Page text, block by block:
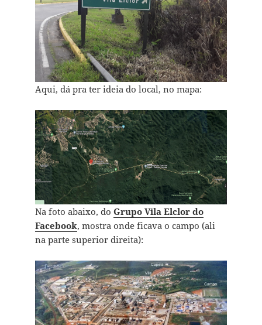
Aqui, dá pra ter ideia do local, no mapa:
Na foto abaixo, do Grupo Vila Elclor do
Facebook, mostra onde ficava o campo (ali
na parte superior direita):